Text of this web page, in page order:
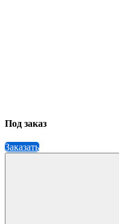
Под заказ
Заказать